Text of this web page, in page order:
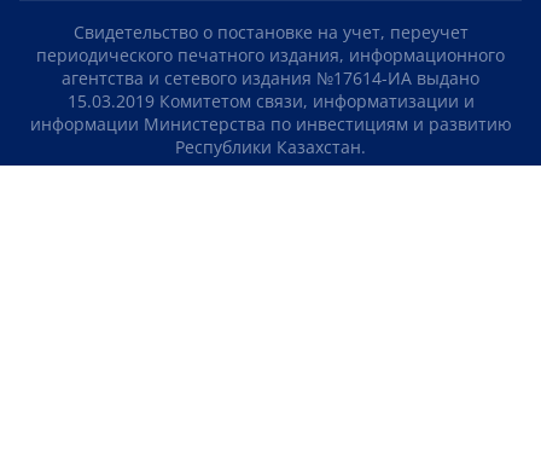
Свидетельство о постановке на учет, переучет
периодического печатного издания, информационного
агентства и сетевого издания №17614-ИА выдано
15.03.2019 Комитетом связи, информатизации и
информации Министерства по инвестициям и развитию
Республики Казахстан.